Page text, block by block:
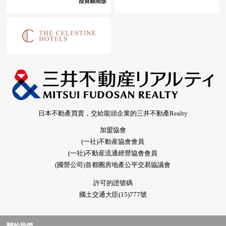
日本不動產買賣，交給龍頭企業的三井不動產Realty
加盟協會
(一社)不動産協會會員
(一社)不動産流通經營協會會員
(國營公司)首都圈房地產公平交易協議會
許可的證號碼
國土交通大臣(15)777號